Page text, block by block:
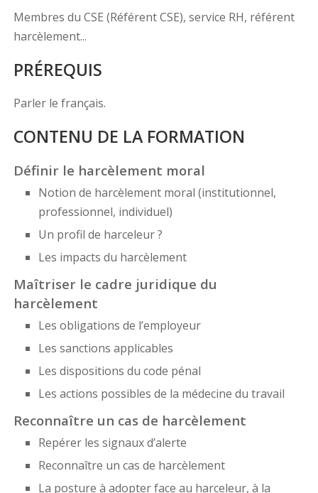
Membres du CSE (Référent CSE), service RH, référent
harcèlement...
PRÉREQUIS
Parler le français.
CONTENU DE LA FORMATION
Définir le harcèlement moral
Notion de harcèlement moral (institutionnel,
professionnel, individuel)
Un profil de harceleur ?
Les impacts du harcèlement
Maîtriser le cadre juridique du
harcèlement
Les obligations de l’employeur
Les sanctions applicables
Les dispositions du code pénal
Les actions possibles de la médecine du travail
Reconnaître un cas de harcèlement
Repérer les signaux d’alerte
Reconnaître un cas de harcèlement
La posture à adopter face au harceleur, à la